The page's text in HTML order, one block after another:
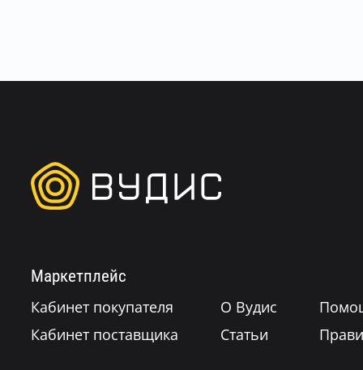
Маркетплейс
Кабинет покупателя
Кабинет поставщика
О Вудис
Статьи